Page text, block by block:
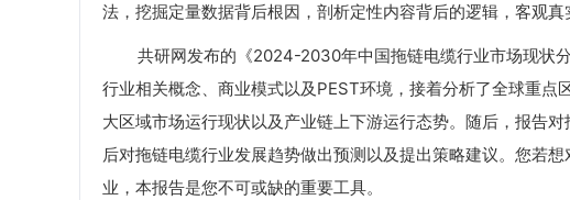
法，挖掘定量数据背后根因，剖析定性内容背后的逻辑，客观
共研网发布的《2024-2030年中国拖链电缆行业市场现状分
行业相关概念、商业模式以及PEST环境，接着分析了全球重
大区域市场运行现状以及产业链上下游运行态势。随后，报告
后对拖链电缆行业发展趋势做出预测以及提出策略建议。您若
业，本报告是您不可或缺的重要工具。